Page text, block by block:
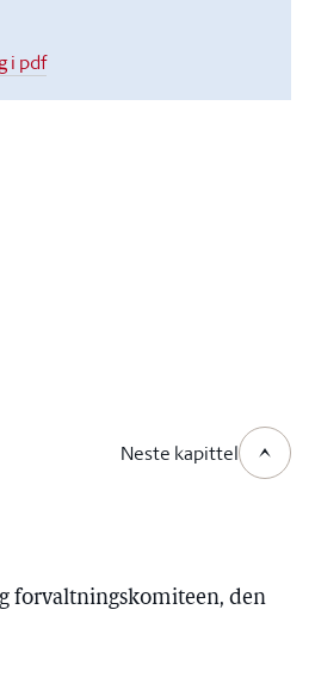
i pdf
Neste kapittel
forvaltningskomiteen, den